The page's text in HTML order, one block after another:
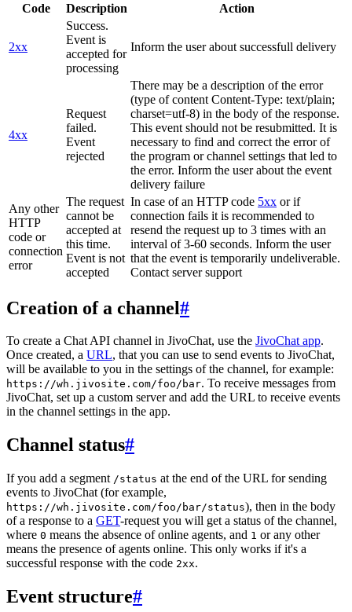
Code Description Action
2xx
Success.
Event is
accepted for
processing
Inform the user about successfull delivery
4xx
Request
failed.
Event
rejected
There may be a description of the error
(type of content Content-Type: text/plain;
charset=utf-8) in the body of the response.
This event should not be resubmitted. It is
necessary to find and correct the error of
the program or channel settings that led to
the error. Inform the user about the event
delivery failure
Any other
HTTP
code or
connection
error
The request
cannot be
accepted at
this time.
Event is not
accepted
In case of an HTTP code 5xx or if
connection fails it is recommended to
resend the request up to 3 times with an
interval of 3-60 seconds. Inform the user
that the event is temporarily undeliverable.
Contact server support
Creation of a channel#
To create a Chat API channel in JivoChat, use the JivoChat app.
Once created, a URL, that you can use to send events to JivoChat,
will be available to you in the settings of the channel, for example:
https://wh.jivosite.com/foo/bar. To receive messages from
JivoChat, set up a custom server and add the URL to receive events
in the channel settings in the app.
Channel status#
If you add a segment /status at the end of the URL for sending
events to JivoChat (for example,
https://wh.jivosite.com/foo/bar/status), then in the body
of a response to a GET-request you will get a status of the channel,
where 0 means the absence of online agents, and 1 or any other
means the presence of agents online. This only works if it's a
successful response with the code 2xx.
Event structure#